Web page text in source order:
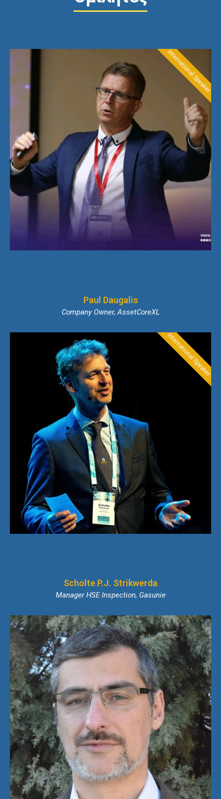
International Speaker
Paul Daugalis
Company Owner, AssetCoreXL
International Speaker
Scholte P.J. Strikwerda
Manager HSE Inspection, Gasunie